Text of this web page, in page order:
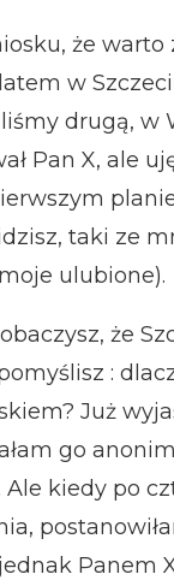
że
w
drugą, w
Pan X, ale
taki ze
ulubione).
że
:
Już
go
Ale kiedy po
Panem